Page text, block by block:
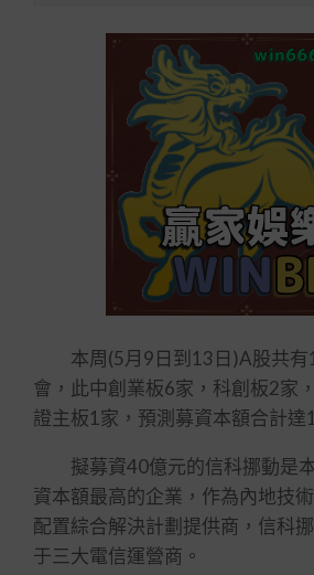
本周(5月9日到13日)A股共有
會，此中創業板6家，科創板2家
證主板1家，預測募資本額合計達
擬募資40億元的信科挪動是
資本額最高的企業，作為內地技
配置綜合解決計劃提供商，信科
于三大電信運營商。